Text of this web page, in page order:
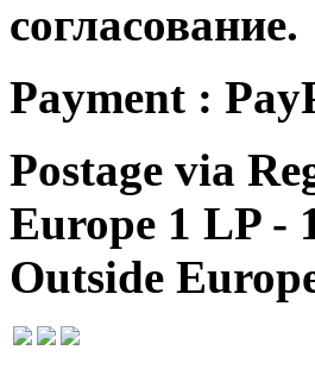
согласование.
Payment :
Postage via
Europe 1 LP -
Outside